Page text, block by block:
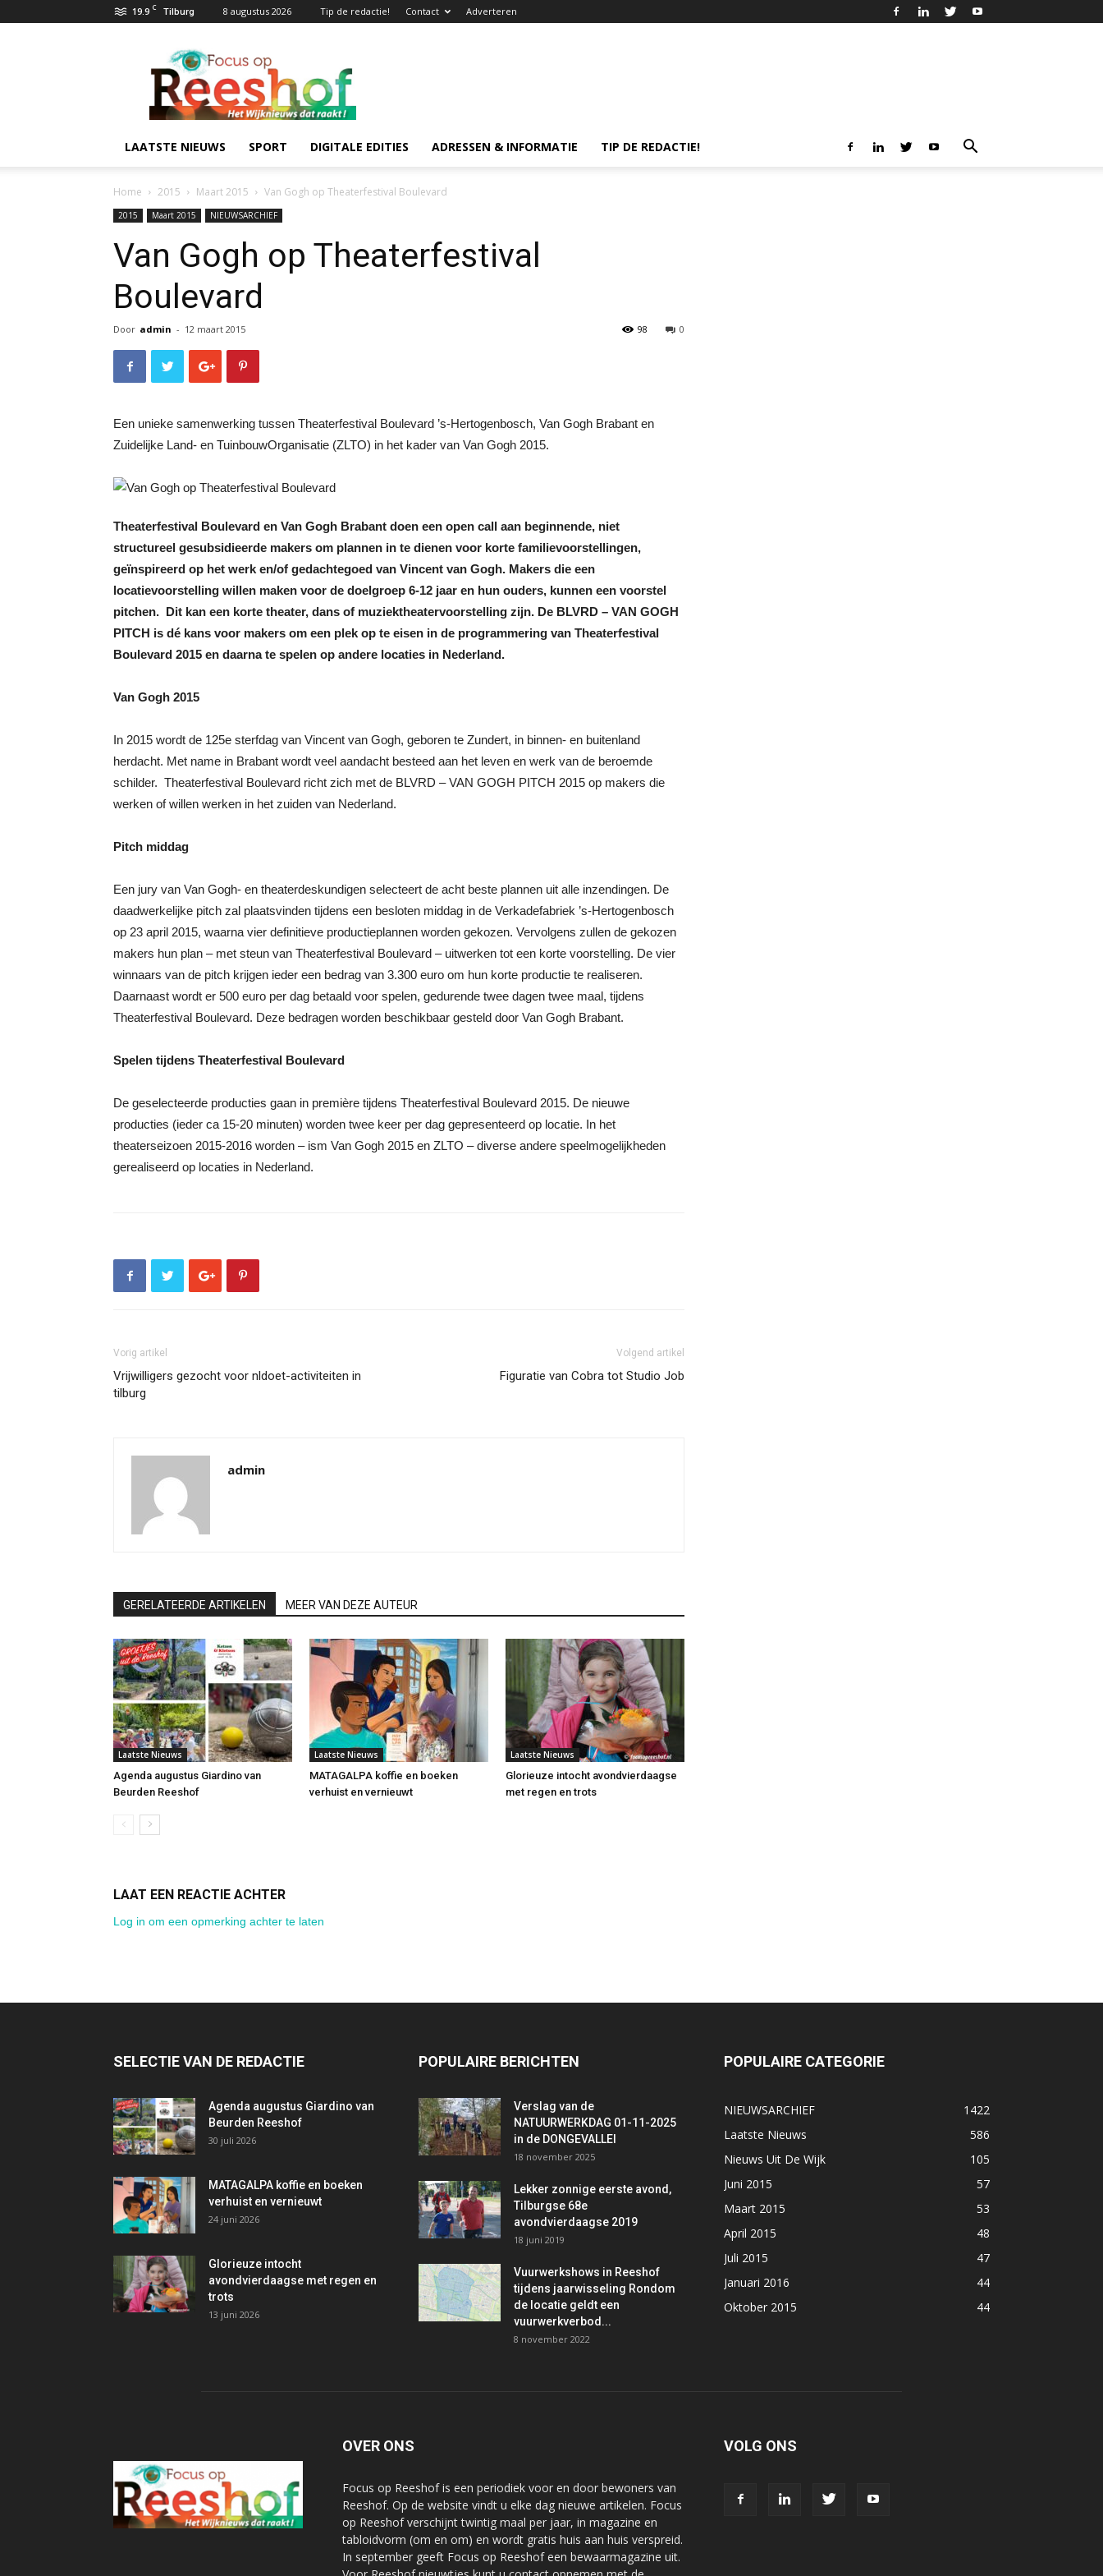
19.9 C Tilburg 8 augustus 2026 Tip de redactie! Contact Adverteren
Focus
op
Reeshof.nl
LAATSTE NIEUWS SPORT DIGITALE EDITIES ADRESSEN & INFORMATIE TIP DE REDACTIE!
Home 2015 Maart 2015 Van Gogh op Theaterfestival Boulevard
2015 Maart 2015 NIEUWSARCHIEF
Van Gogh op Theaterfestival
Boulevard
Door admin - 12 maart 2015 0
98
Een unieke samenwerking tussen Theaterfestival Boulevard ’s-Hertogenbosch, Van Gogh Brabant en
Zuidelijke Land- en TuinbouwOrganisatie (ZLTO) in het kader van Van Gogh 2015.
Theaterfestival Boulevard en Van Gogh Brabant doen een open call aan beginnende, niet
structureel gesubsidieerde makers om plannen in te dienen voor korte familievoorstellingen,
geïnspireerd op het werk en/of gedachtegoed van Vincent van Gogh. Makers die een
locatievoorstelling willen maken voor de doelgroep 6-12 jaar en hun ouders, kunnen een voorstel
pitchen. Dit kan een korte theater, dans of muziektheatervoorstelling zijn. De BLVRD – VAN GOGH
PITCH is dé kans voor makers om een plek op te eisen in de programmering van Theaterfestival
Boulevard 2015 en daarna te spelen op andere locaties in Nederland.
Van Gogh 2015
In 2015 wordt de 125e sterfdag van Vincent van Gogh, geboren te Zundert, in binnen- en buitenland
herdacht. Met name in Brabant wordt veel aandacht besteed aan het leven en werk van de beroemde
schilder. Theaterfestival Boulevard richt zich met de BLVRD – VAN GOGH PITCH 2015 op makers die
werken of willen werken in het zuiden van Nederland.
Pitch middag
Een jury van Van Gogh- en theaterdeskundigen selecteert de acht beste plannen uit alle inzendingen. De
daadwerkelijke pitch zal plaatsvinden tijdens een besloten middag in de Verkadefabriek ’s-Hertogenbosch
op 23 april 2015, waarna vier definitieve productieplannen worden gekozen. Vervolgens zullen de gekozen
makers hun plan – met steun van Theaterfestival Boulevard – uitwerken tot een korte voorstelling. De vier
winnaars van de pitch krijgen ieder een bedrag van 3.300 euro om hun korte productie te realiseren.
Daarnaast wordt er 500 euro per dag betaald voor spelen, gedurende twee dagen twee maal, tijdens
Theaterfestival Boulevard. Deze bedragen worden beschikbaar gesteld door Van Gogh Brabant.
Spelen tijdens Theaterfestival Boulevard
De geselecteerde producties gaan in première tijdens Theaterfestival Boulevard 2015. De nieuwe
producties (ieder ca 15-20 minuten) worden twee keer per dag gepresenteerd op locatie. In het
theaterseizoen 2015-2016 worden – ism Van Gogh 2015 en ZLTO – diverse andere speelmogelijkheden
gerealiseerd op locaties in Nederland.
Vorig artikel
Vrijwilligers gezocht voor nldoet-activiteiten in
tilburg
Volgend artikel
Figuratie van Cobra tot Studio Job
admin
GERELATEERDE ARTIKELEN MEER VAN DEZE AUTEUR
Laatste Nieuws
Agenda augustus Giardino van
Beurden Reeshof
Laatste Nieuws
MATAGALPA koffie en boeken
verhuist en vernieuwt
Laatste Nieuws
Glorieuze intocht avondvierdaagse
met regen en trots
LAAT EEN REACTIE ACHTER
Log in om een opmerking achter te laten
SELECTIE VAN DE REDACTIE
Agenda augustus Giardino van
Beurden Reeshof
30 juli 2026
MATAGALPA koffie en boeken
verhuist en vernieuwt
24 juni 2026
Glorieuze intocht
avondvierdaagse met regen en
trots
13 juni 2026
POPULAIRE BERICHTEN
Verslag van de
NATUURWERKDAG 01-11-2025
in de DONGEVALLEI
18 november 2025
Lekker zonnige eerste avond,
Tilburgse 68e
avondvierdaagse 2019
18 juni 2019
Vuurwerkshows in Reeshof
tijdens jaarwisseling Rondom
de locatie geldt een
vuurwerkverbod...
8 november 2022
POPULAIRE CATEGORIE
NIEUWSARCHIEF
1422
Laatste Nieuws
586
Nieuws Uit De Wijk
105
Juni 2015
57
Maart 2015
53
April 2015
48
Juli 2015
47
Januari 2016
44
Oktober 2015
44
OVER ONS
Focus op Reeshof is een periodiek voor en door bewoners van
Reeshof. Op de website vindt u elke dag nieuwe artikelen. Focus
op Reeshof verschijnt twintig maal per jaar, in magazine en
tabloidvorm (om en om) en wordt gratis huis aan huis verspreid.
In september geeft Focus op Reeshof een bewaarmagazine uit.
VOLG ONS